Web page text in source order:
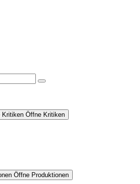
Kritiken Öffne Kritiken
Öffne Produktionen